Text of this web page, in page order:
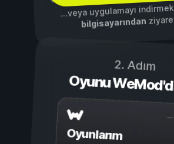
...veya uygulamayı
bilgisayarından
2. Adım
Oyunu
Oyunlarım